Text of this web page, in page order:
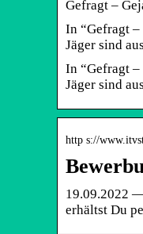
Gefragt –
In “Gefragt –
Jäger sind
In “Gefragt –
Jäger sind
http s://
19.09.2022
erhältst Du